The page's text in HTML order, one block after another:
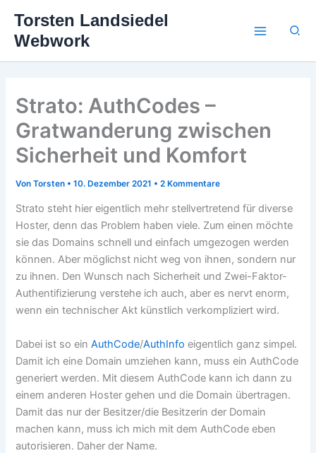
Inhalt
springen
Torsten Landsiedel
Webwork
Strato: AuthCodes –
Gratwanderung zwischen
Sicherheit und Komfort
VonTorsten •10. Dezember 2021 •2 Kommentare
Strato steht hier eigentlich mehr stellvertretend für diverse
Hoster, denn das Problem haben viele. Zum einen möchte
sie das Domains schnell und einfach umgezogen werden
können. Aber möglichst nicht weg von ihnen, sondern nur
zu ihnen. Den Wunsch nach Sicherheit und Zwei-Faktor-
Authentifizierung verstehe ich auch, aber es nervt enorm,
wenn ein technischer Akt künstlich verkompliziert wird.
Dabei ist so einAuthCode/AuthInfo eigentlich ganz simpel.
Damit ich eine Domain umziehen kann, muss ein AuthCode
generiert werden. Mit diesem AuthCode kann ich dann zu
einem anderen Hoster gehen und die Domain übertragen.
Damit das nur der Besitzer/die Besitzerin der Domain
machen kann, muss ich mich mit dem AuthCode eben
autorisieren. Daher der Name.